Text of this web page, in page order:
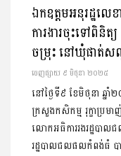
ឯកឧត្តមអនុរដ្ឋលេ
ការងារចុះទៅពិនិត្
ចម្រុះ នៅឃុំផាត់ស
ចេញ​ផ្សាយ​ ៩ មិថុនា ២០២៥
នៅថ្ងៃទី៩ ខែមិថុនា ឆ្នាំ
ក្រសួង​កសិកម្ម រុក្ខាប្រ
លោក​អធិការរង​រដ្ឋបា
រដ្ឋបាល​ជលផលកំពង់ធំ បា